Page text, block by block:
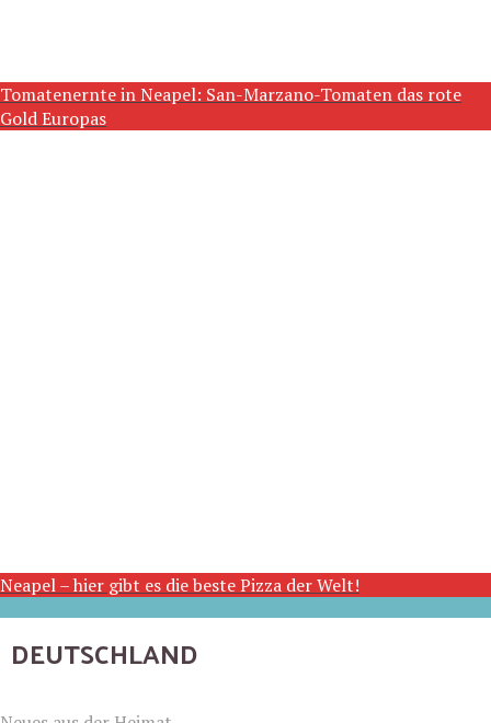
Tomatenernte in Neapel: San-Marzano-Tomaten das rote
Gold Europas
Neapel – hier gibt es die beste Pizza der Welt!
DEUTSCHLAND